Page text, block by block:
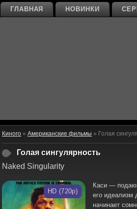
НОВИНКИ
ГЛАВНАЯ
Киного » Американские фильмы » Голая
Голая сингулярность
Naked Singularity
HD (720p)
Каси —
его идеализм
начинает